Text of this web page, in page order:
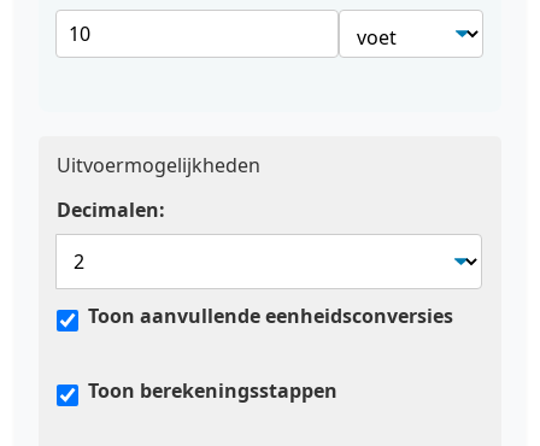
Uitvoermogelijkheden
Decimalen:
Toon aanvullende eenheidsconversies
Toon berekeningsstappen